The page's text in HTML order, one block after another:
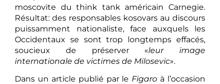
moscovite du think tank américain Carnegie.
Résultat: des responsables kosovars au discours
puissamment nationaliste, face auxquels les
Occidentaux se sont trop longtemps effacés,
soucieux de préserver «leur image
internationale de victimes de Milosevic».
Dans un article publié par le Figaro à l’occasion